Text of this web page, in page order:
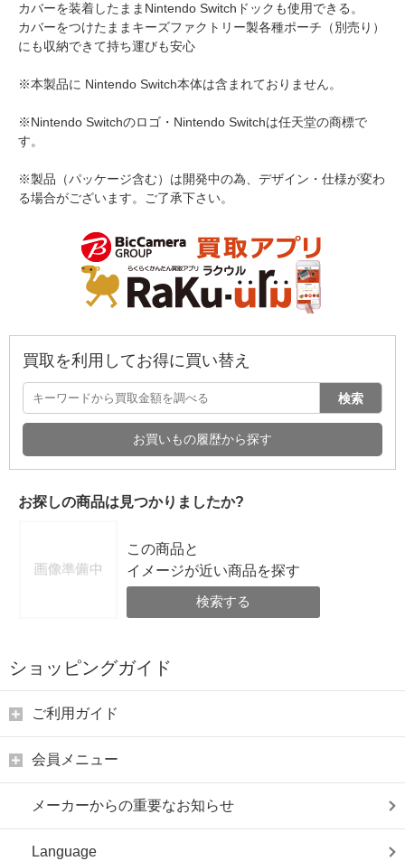
カバーを装着したままNintendo Switchドックも使用できる。
カバーをつけたままキーズファクトリー製各種ポーチ（別売り）
にも収納できて持ち運びも安心
※本製品に Nintendo Switch本体は含まれておりません。
※Nintendo Switchのロゴ・Nintendo Switchは任天堂の商標で
す。
※製品（パッケージ含む）は開発中の為、デザイン・仕様が変わ
る場合がございます。ご了承下さい。
買取を利用してお得に買い替え
検索
お買いもの履歴から探す
お探しの商品は見つかりましたか?
この商品と
イメージが近い商品を探す
検索する
ショッピングガイド
ご利用ガイド
会員メニュー
メーカーからの重要なお知らせ
Language